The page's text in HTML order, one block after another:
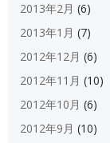
2013年2月 (6)
2013年1月 (7)
2012年12月 (6)
2012年11月 (10)
2012年10月 (6)
2012年9月 (10)